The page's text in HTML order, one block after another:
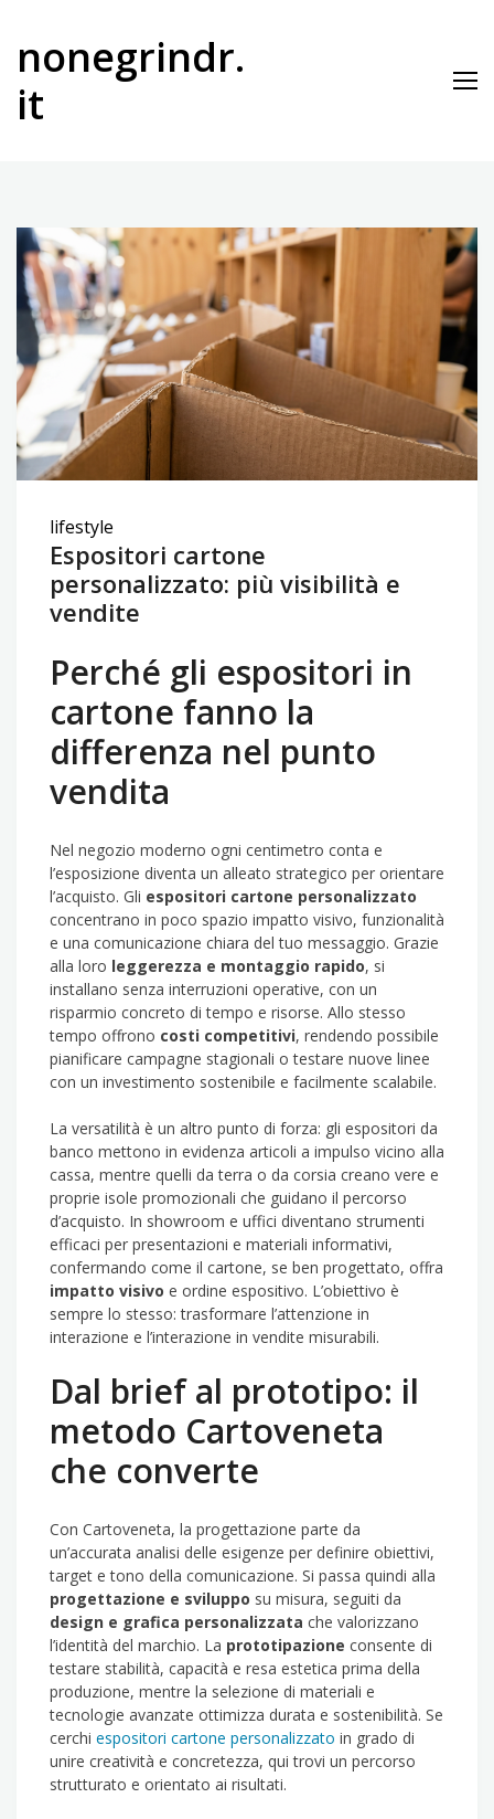
contenuto
nonegrindr.
it
lifestyle
Espositori cartone
personalizzato: più visibilità e
vendite
Perché gli espositori in
cartone fanno la
differenza nel punto
vendita
Nel negozio moderno ogni centimetro conta e
l’esposizione diventa un alleato strategico per orientare
l’acquisto. Gli espositori cartone personalizzato
concentrano in poco spazio impatto visivo, funzionalità
e una comunicazione chiara del tuo messaggio. Grazie
alla loro leggerezza e montaggio rapido, si
installano senza interruzioni operative, con un
risparmio concreto di tempo e risorse. Allo stesso
tempo offrono costi competitivi, rendendo possibile
pianificare campagne stagionali o testare nuove linee
con un investimento sostenibile e facilmente scalabile.
La versatilità è un altro punto di forza: gli espositori da
banco mettono in evidenza articoli a impulso vicino alla
cassa, mentre quelli da terra o da corsia creano vere e
proprie isole promozionali che guidano il percorso
d’acquisto. In showroom e uffici diventano strumenti
efficaci per presentazioni e materiali informativi,
confermando come il cartone, se ben progettato, offra
impatto visivo e ordine espositivo. L’obiettivo è
sempre lo stesso: trasformare l’attenzione in
interazione e l’interazione in vendite misurabili.
Dal brief al prototipo: il
metodo Cartoveneta
che converte
Con Cartoveneta, la progettazione parte da
un’accurata analisi delle esigenze per definire obiettivi,
target e tono della comunicazione. Si passa quindi alla
progettazione e sviluppo su misura, seguiti da
design e grafica personalizzata che valorizzano
l’identità del marchio. La prototipazione consente di
testare stabilità, capacità e resa estetica prima della
produzione, mentre la selezione di materiali e
tecnologie avanzate ottimizza durata e sostenibilità. Se
cerchi espositori cartone personalizzato in grado di
unire creatività e concretezza, qui trovi un percorso
strutturato e orientato ai risultati.